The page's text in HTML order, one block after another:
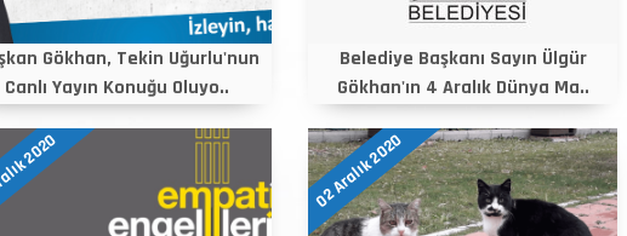
Gökhan, Tekin Uğurlu'nun
Canlı Yayın Konuğu Oluyo..
Belediye Başkanı Sayın Ülgür
Gökhan'ın 4 Aralık Dünya Ma..
2020 02 Aralık 2020